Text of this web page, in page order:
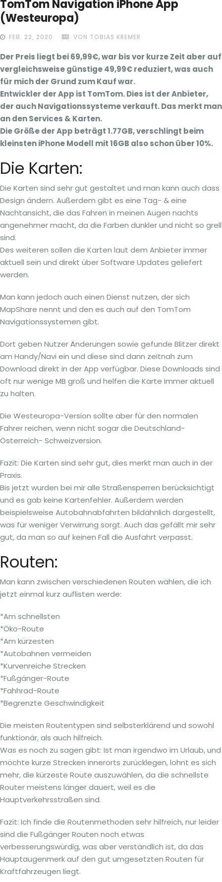
TomTom Navigation iPhone App
(Westeuropa)
FEB. 22, 2020 VON TOBIAS KREMER
Der Preis liegt bei 69,99€, war bis vor kurze Zeit aber auf
vergleichsweise günstige 49,99€ reduziert, was auch
für mich der Grund zum Kauf war.
Entwickler der App ist TomTom. Dies ist der Anbieter,
der auch Navigationssysteme verkauft. Das merkt man
an den Services & Karten.
Die Größe der App beträgt 1.77GB, verschlingt beim
kleinsten iPhone Modell mit 16GB also schon über 10%.
Die Karten:
Die Karten sind sehr gut gestaltet und man kann auch dass
Design ändern. Außerdem gibt es eine Tag- & eine
Nachtansicht, die das Fahren in meinen Augen nachts
angenehmer macht, da die Farben dunkler und nicht so grell
sind.
Des weiteren sollen die Karten laut dem Anbieter immer
aktuell sein und direkt über Software Updates geliefert
werden.
Man kann jedoch auch einen Dienst nutzen, der sich
MapShare nennt und den es auch auf den TomTom
Navigationssystemen gibt.
Dort geben Nutzer Änderungen sowie gefunde Blitzer direkt
am Handy/Navi ein und diese sind dann zeitnah zum
Download direkt in der App verfügbar. Diese Downloads sind
oft nur wenige MB groß und helfen die Karte immer aktuell
zu halten.
Die Westeuropa-Version sollte aber für den normalen
Fahrer reichen, wenn nicht sogar die Deutschland-
Österreich- Schweizversion.
Fazit: Die Karten sind sehr gut, dies merkt man auch in der
Praxis.
Bis jetzt wurden bei mir alle Straßensperren berücksichtigt
und es gab keine Kartenfehler. Außerdem werden
beispielsweise Autobahnabfahrten bildähnlich dargestellt,
was für weniger Verwirrung sorgt. Auch das gefällt mir sehr
gut, da man so auf keinen Fall die Ausfahrt verpasst.
Routen:
Man kann zwischen verschiedenen Routen wählen, die ich
jetzt einmal kurz auflisten werde:
*Am schnellsten
*Öko-Route
*Am kürzesten
*Autobahnen vermeiden
*Kurvenreiche Strecken
*Fußgänger-Route
*Fahhrad-Route
*Begrenzte Geschwindigkeit
Die meisten Routentypen sind selbsterklärend und sowohl
funktionär, als auch hilfreich.
Was es noch zu sagen gibt: Ist man irgendwo im Urlaub, und
möchte kurze Strecken innerorts zurücklegen, lohnt es sich
mehr, die kürzeste Route auszuwählen, da die schnellste
Router meistens länger dauert, weil es die
Hauptverkehrsstraßen sind.
Fazit: Ich finde die Routenmethoden sehr hilfreich, nur leider
sind die Fußgänger Routen noch etwas
verbesserungswürdig, was aber verständlich ist, da das
Hauptaugenmerk auf den gut umgesetzten Routen für
Kraftfahrzeugen liegt.